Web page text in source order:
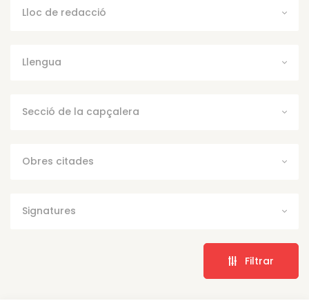
Lloc de redacció
Llengua
Secció de la capçalera
Obres citades
Signatures
Filtrar